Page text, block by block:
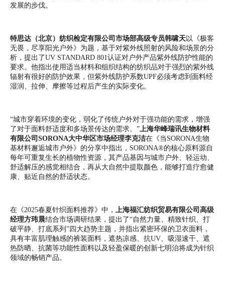
发展的步伐。
特思达（北京）纺织检定有限公司市场部高级专员韩啸天以《极客
无畏，尽享阳光户外》为题，基于对紫外线照射的风险和场景的分
析，提出了UV STANDARD 801认证对户外产品紫外线防护性能的
要求。他指出使用适当材料和组织结构的纺织品对于强烈的紫外线
辐射有很好的防护效果，但紫外线防护系数UPF必须考虑到面料经
湿润、拉伸、摩擦等过程后产生的实际变化。
“城市穿着环境的变化，弱化了传统户外对于强功能的需求，增强
了对于面料舒适度和多场景传达的需求。”上海华峰瑞讯生物材料
有限公司SORONA大中华区市场经理李克洁在《当SORONA生物
基材料邂逅城市户外》的分享中指出，SORONA®的核心原料源自
每年可重复生长的植物性资源，其产品基因与城市户外、轻运动、
舒适解压的感觉相结合，再从大自然中提取颜色，能够打造疗愈健
康、贴近自然的舒适状态。
在《2025春夏针织面料推荐》中， 上海福汇纺织贸易有限公司高级
经理方玮晨结合市场调研结果，提出了“自然力量、精致针织、打
破平静、打底系列”四大趋势主题，并指出紧密环保的卫衣面料，
具有丰富肌理触感的裤装面料，遮热凉感、抗UV、吸湿速干、遮
热防晒、抗菌等功能性面料以及轻盈保暖的创新七明治将成为针织
领域的畅销产品。